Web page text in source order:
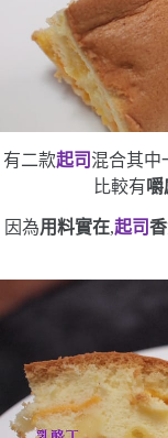
有二款起司 混合其中
比較有嚼
因為用料實在,起司